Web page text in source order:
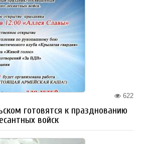
622
готовятся к празднованию
войск